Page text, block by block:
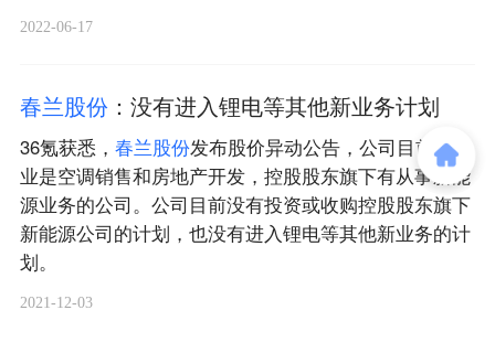
2022-06-17
春兰股份：没有进入锂电等其他新业务计划
36氪获悉， 春兰股份发布股价异动公告，公司目前的主
业是空调销售和房地产开发，控股股东旗下有从事新能
源业务的公司。公司目前没有投资或收购控股股东旗下
新能源公司的计划，也没有进入锂电等其他新业务的计
划。
2021-12-03